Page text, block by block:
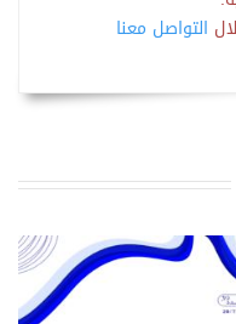
التواصل معنا